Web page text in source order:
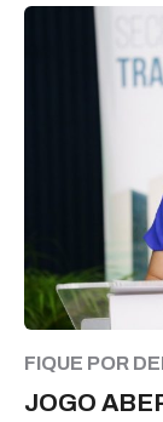
FIQUE POR
JOGO